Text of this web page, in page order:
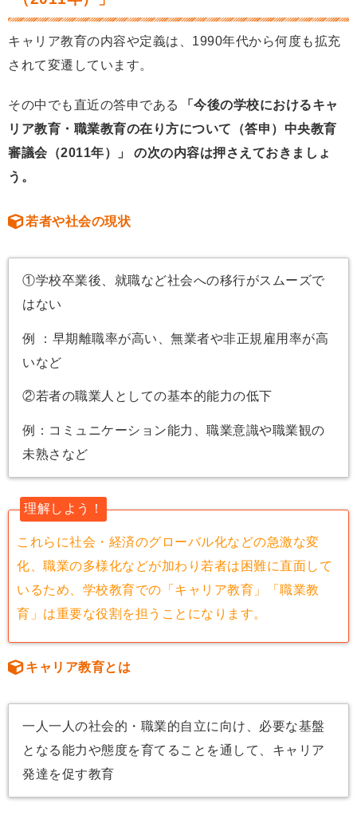
キャリア教育の内容や定義は、1990年代から何度も拡充
されて変遷しています。
その中でも直近の答申である
「今後の学校におけるキャ
リア教育・職業教育の在り方について（答申）中央教育
審議会（2011年）」
の次の内容は押さえておきましょ
う。
若者や社会の現状
①学校卒業後、就職など社会への移行がスムーズで
はない
例 ：早期離職率が高い、無業者や非正規雇用率が高
いなど
②若者の職業人としての基本的能力の低下
例：コミュニケーション能力、職業意識や職業観の
未熟さなど
理解しよう！
これらに社会・経済のグローバル化などの急激な変
化、職業の多様化などが加わり若者は困難に直面して
いるため、学校教育での「キャリア教育」「職業教
育」は重要な役割を担うことになります。
キャリア教育とは
一人一人の社会的・職業的自立に向け、必要な基盤
となる能力や態度を育てることを通して、キャリア
発達を促す教育